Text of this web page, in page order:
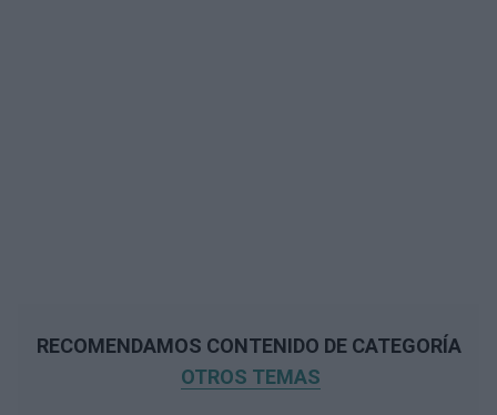
RECOMENDAMOS CONTENIDO DE CATEGORÍA
OTROS TEMAS